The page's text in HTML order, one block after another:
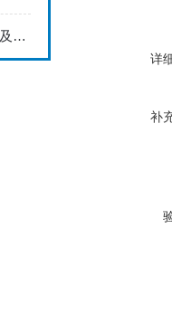
光照全温振荡器的功能以及优点
详
补